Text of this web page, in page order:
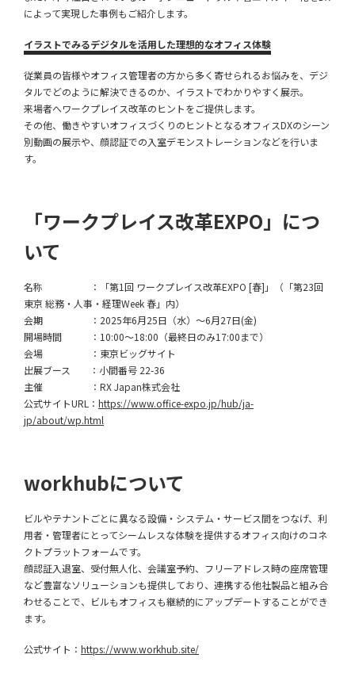
によって実現した事例もご紹介します。
イラストでみるデジタルを活用した理想的なオフィス体験
従業員の皆様やオフィス管理者の方から多く寄せられるお悩みを、デジ
タルでどのように解決できるのか、イラストでわかりやすく展示。
来場者へワークプレイス改革のヒントをご提供します。
その他、働きやすいオフィスづくりのヒントとなるオフィスDXのシーン
別動画の展示や、顔認証での入室デモンストレーションなどを行いま
す。
「ワークプレイス改革EXPO」につ
いて
名称 ：「第1回 ワークプレイス改革EXPO [春]」（「第23回
東京 総務・人事・経理Week 春」内）
会期 ：2025年6月25日（水）～6月27日(金)
開場時間 ：10:00～18:00（最終日のみ17:00まで）
会場 ：東京ビッグサイト
出展ブース ：小間番号 22-36
主催 ：RX Japan株式会社
公式サイトURL： https://www.office-expo.jp/hub/ja-
jp/about/wp.html
workhubについて
ビルやテナントごとに異なる設備・システム・サービス間をつなげ、利
用者・管理者にとってシームレスな体験を提供するオフィス向けのコネ
クトプラットフォームです。
顔認証入退室、受付無人化、会議室予約、フリーアドレス時の座席管理
など豊富なソリューションも提供しており、連携する他社製品と組み合
わせることで、ビルもオフィスも継続的にアップデートすることができ
ます。
公式サイト： https://www.workhub.site/